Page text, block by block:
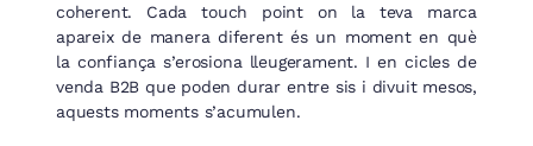
coherent. Cada touch point on la teva marca
apareix de manera diferent és un moment en què
la confiança s’erosiona lleugerament. I en cicles de
venda B2B que poden durar entre sis i divuit mesos,
aquests moments s’acumulen.